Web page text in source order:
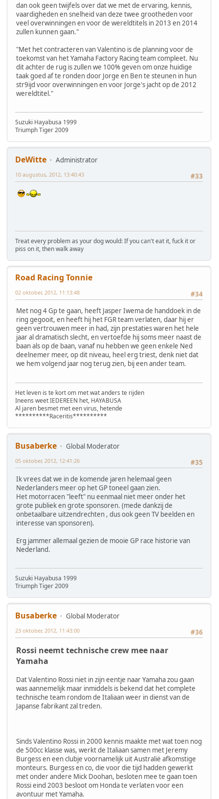
dan ook geen twijfels over dat we met de ervaring, kennis,
vaardigheden en snelheid van deze twee grootheden voor
veel overwinningen en voor de wereldtitels in 2013 en 2014
zullen kunnen gaan."
"Met het contracteren van Valentino is de planning voor de
toekomst van het Yamaha Factory Racing team compleet. Nu
dit achter de rug is zullen we 100% geven om onze huidige
taak goed af te ronden door Jorge en Ben te steunen in hun
str9ijd voor overwinningen en voor Jorge's jacht op de 2012
wereldtitel."
Suzuki Hayabusa 1999
Triumph Tiger 2009
DeWitte
Administrator
#33
10 augustus, 2012, 13:40:43
Treat every problem as your dog would: If you can't eat it, fuck it or
piss on it, then walk away
Road Racing Tonnie
#34
02 oktober, 2012, 11:13:48
Met nog 4 Gp te gaan, heeft Jasper Iwema de handdoek in de
ring gegooit, en heeft hij het FGR team verlaten, daar hij er
geen vertrouwen meer in had, zijn prestaties waren het hele
jaar al dramatisch slecht, en vertoefde hij soms meer naast de
baan als op de baan, vanaf nu hebben we geen enkele Ned
deelnemer meer, op dit niveau, heel erg triest, denk niet dat
we hem volgend jaar nog terug zien, bij een ander team.
Het leven is te kort om met wat anders te rijden
Ineens weet IEDEREEN het, HAYABUSA
Al jaren besmet met een virus, hetende
**********Raceritis**********
Busaberke
Global Moderator
#35
05 oktober, 2012, 12:41:26
Ik vrees dat we in de komende jaren helemaal geen
Nederlanders meer op het GP toneel gaan zien.
Het motorracen "leeft" nu eenmaal niet meer onder het
grote publiek en grote sponsoren. (mede dankzij de
onbetaalbare uitzendrechten , dus ook geen TV beelden en
interesse van sponsoren).
Erg jammer allemaal gezien de mooie GP race historie van
Nederland.
Suzuki Hayabusa 1999
Triumph Tiger 2009
Busaberke
Global Moderator
#36
23 oktober, 2012, 11:43:00
Rossi neemt technische crew mee naar
Yamaha
Dat Valentino Rossi niet in zijn eentje naar Yamaha zou gaan
was aannemelijk maar inmiddels is bekend dat het complete
technische team rondom de Italiaan weer in dienst van de
Japanse fabrikant zal treden.
Sinds Valentino Rossi in 2000 kennis maakte met wat toen nog
de 500cc klasse was, werkt de Italiaan samen met Jeremy
Burgess en een clubje voornamelijk uit Australië afkomstige
monteurs. Burgess en co, die voor die tijd hadden gewerkt
met onder andere Mick Doohan, besloten mee te gaan toen
Rossi eind 2003 besloot om Honda te verlaten voor een
avontuur met Yamaha.